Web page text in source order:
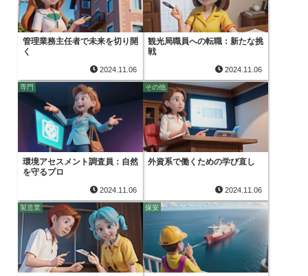
管理業務主任者で未来を切り開
く
2024.11.06
観光局職員への転職：新たな挑
戦
2024.11.06
専門
環境アセスメント調査員：自然
を守るプロ
2024.11.06
その他
外資系で働くための学び直し
2024.11.06
製造業 保安